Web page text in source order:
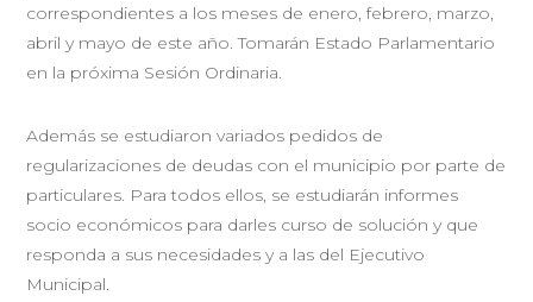
correspondientes a los meses de enero, febrero, marzo,
abril y mayo de este año. Tomarán Estado Parlamentario
en la próxima Sesión Ordinaria.
Además se estudiaron variados pedidos de
regularizaciones de deudas con el municipio por parte de
particulares. Para todos ellos, se estudiarán informes
socio económicos para darles curso de solución y que
responda a sus necesidades y a las del Ejecutivo
Municipal.